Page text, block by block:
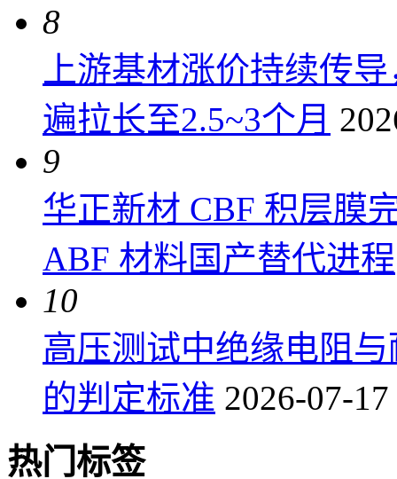
8
上游基材涨价持续传
遍拉长至2.5~3个月
9
华正新材 CBF 积层膜
ABF 材料国产替代进程
10
高压测试中绝缘电阻
的判定标准 2026-07-17
热门标签